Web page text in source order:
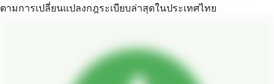
ตามการเปลี่ยนแปลงกฎระเบียบล่าสุดในประเทศไทย